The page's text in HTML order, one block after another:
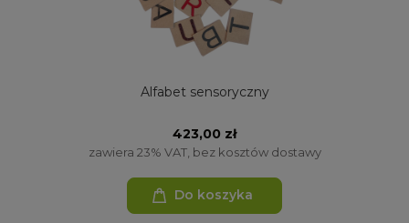
Alfabet sensoryczny
423,00 zł
zawiera 23% VAT, bez kosztów dostawy
Do koszyka